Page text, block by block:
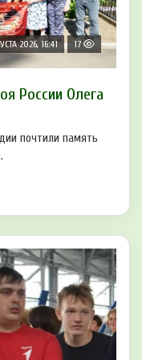
2026, 16:41 17
России Олега
почтили память